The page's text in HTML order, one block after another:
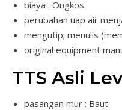
biaya : Ongkos
perubahan uap air
mengutip; menulis
original equipment
TTS Asli
pasangan mur : Baut